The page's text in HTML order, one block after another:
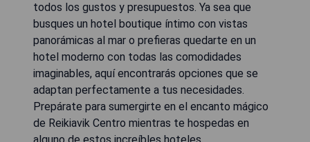
todos los gustos y presupuestos. Ya sea que
busques un hotel boutique íntimo con vistas
panorámicas al mar o prefieras quedarte en un
hotel moderno con todas las comodidades
imaginables, aquí encontrarás opciones que se
adaptan perfectamente a tus necesidades.
Prepárate para sumergirte en el encanto mágico
de Reikiavik Centro mientras te hospedas en